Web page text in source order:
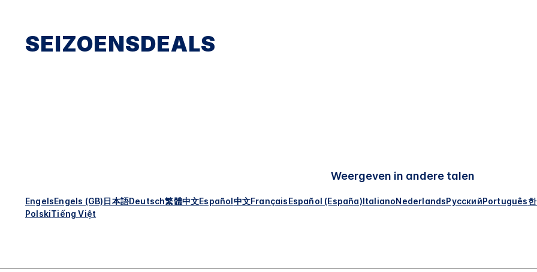
SEIZOENSDEALS
Weergeven in andere talen
EngelsEngels (GB)日本語Deutsch繁體中文Español中文FrançaisEspañol (España)ItalianoNederlandsРусскийPortuguês
PolskiTiếng Việt